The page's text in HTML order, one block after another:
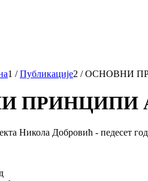
1 / Публикације2 / ОСНОВНИ
ПРИНЦИПИ
Никола Добровић - педесет